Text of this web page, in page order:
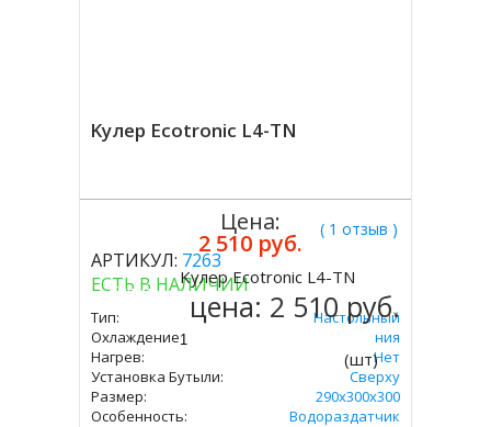
Kулер Ecotronic L4-TN
( 1 отзыв )
АРТИКУЛ: 7263
ЕСТЬ В НАЛИЧИИ
Тип:
Настольный
Охлаждение:
Без Охлаждения
Нагрев:
Нет
Установка Бутыли:
Сверху
Размер:
290x300х300
Особенность:
Водораздатчик
Цена:
2 510 руб.
Купить
Kулер Ecotronic L4-TN
цена: 2 510 руб.
(шт)